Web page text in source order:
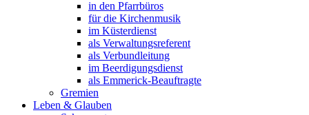
in den Pfarrbüros
für die Kirchenmusik
im Küsterdienst
als Verwaltungsreferent
als Verbundleitung
im Beerdigungsdienst
als Emmerick-Beauftragte
Gremien
Leben & Glauben